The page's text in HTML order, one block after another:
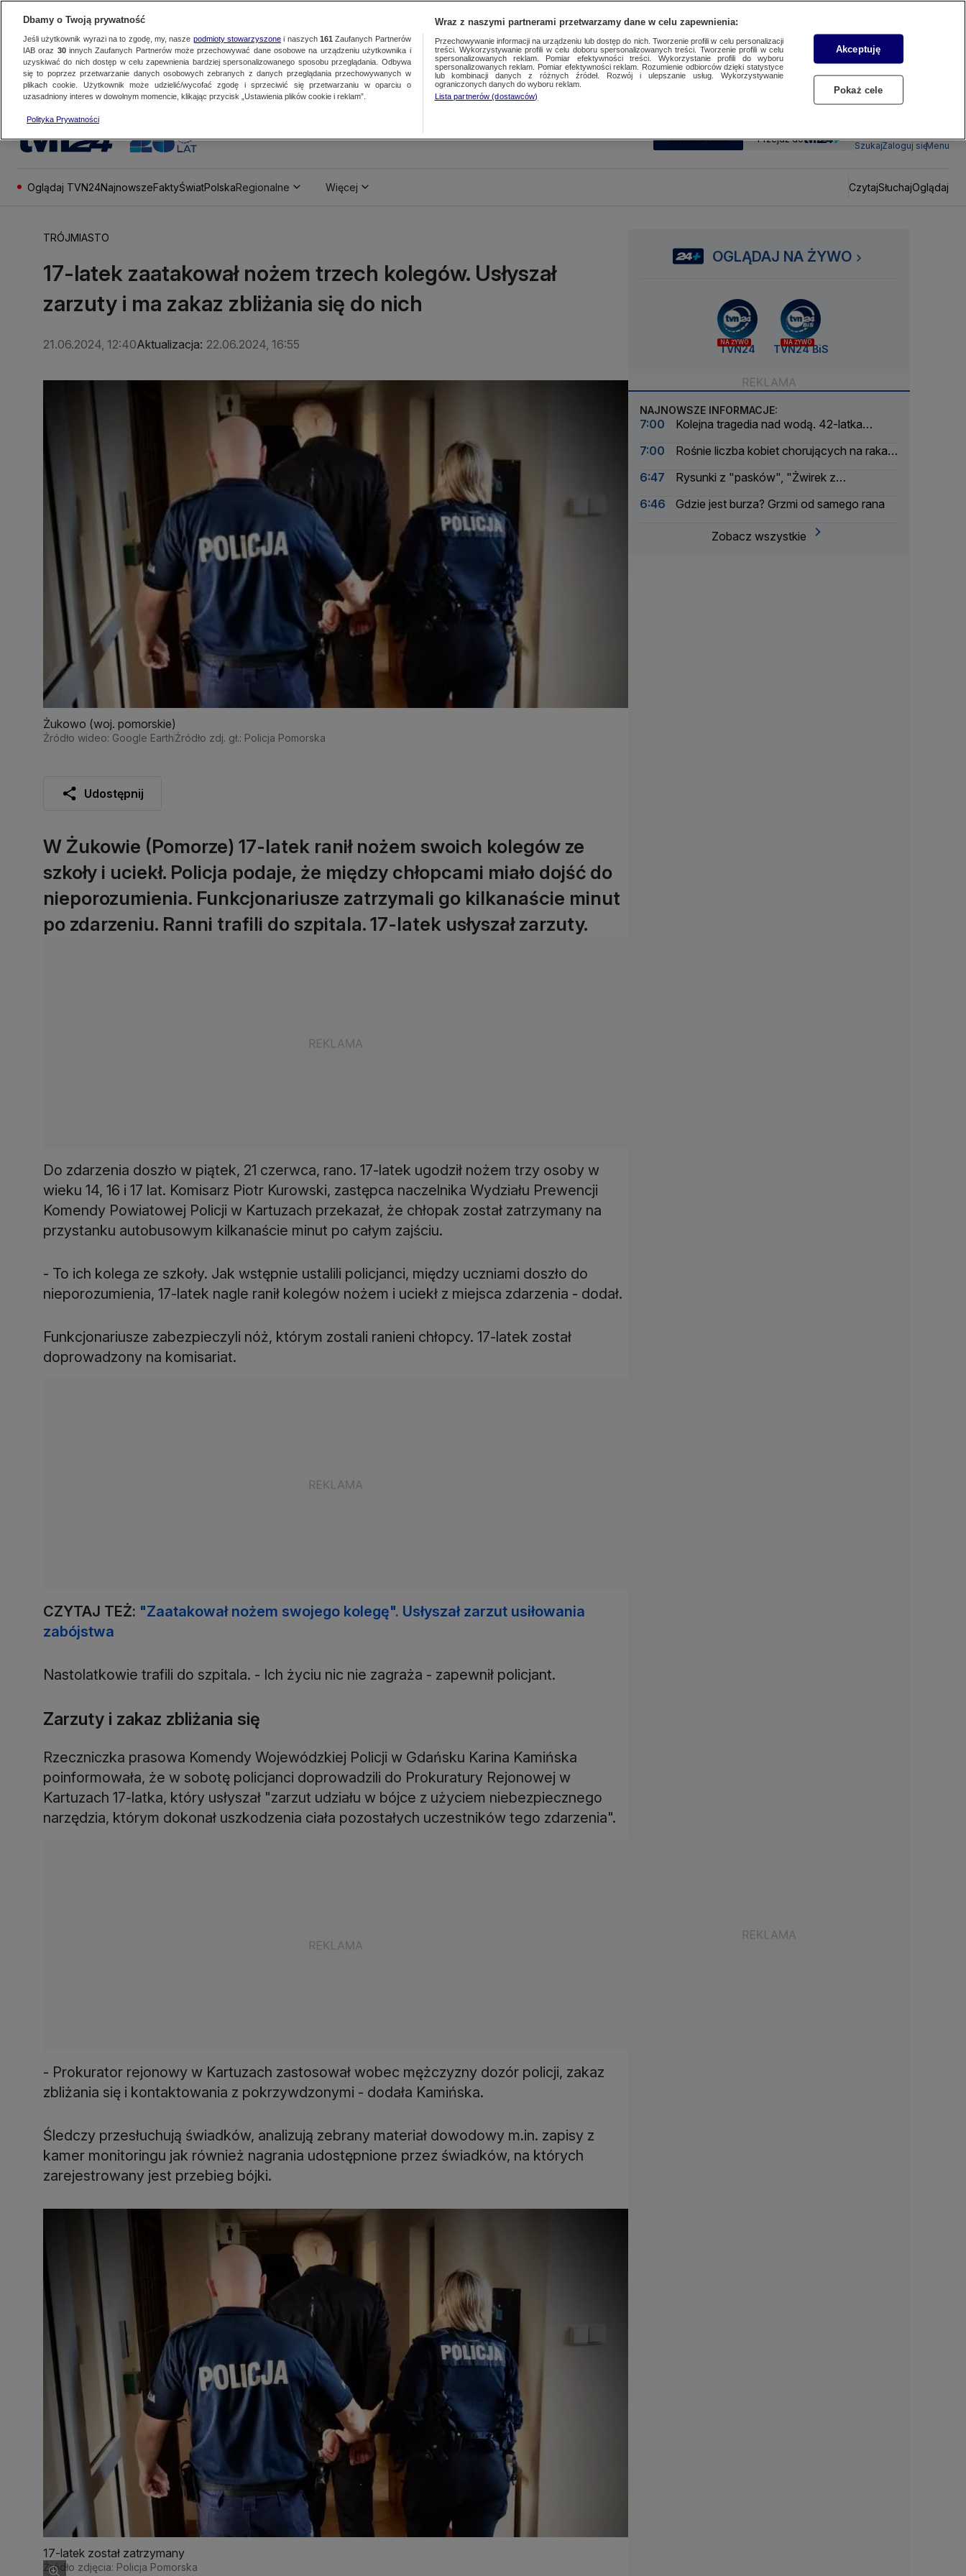
SUBSKRYBUJ Przejdź do
SzukajZaloguj sięMenu
Oglądaj TVN24NajnowszeFaktyŚwiatPolskaRegionalne Więcej CzytajSłuchajOglądaj
TRÓJMIASTO
17-latek zaatakował nożem trzech kolegów. Usłyszał
zarzuty i ma zakaz zbliżania się do nich
21.06.2024, 12:40Aktualizacja: 22.06.2024, 16:55
Żukowo (woj. pomorskie)
Źródło wideo: Google EarthŹródło zdj. gł.: Policja Pomorska
Udostępnij
W Żukowie (Pomorze) 17-latek ranił nożem swoich kolegów ze
szkoły i uciekł. Policja podaje, że między chłopcami miało dojść do
nieporozumienia. Funkcjonariusze zatrzymali go kilkanaście minut
po zdarzeniu. Ranni trafili do szpitala. 17-latek usłyszał zarzuty.
Do zdarzenia doszło w piątek, 21 czerwca, rano. 17-latek ugodził nożem trzy osoby w
wieku 14, 16 i 17 lat. Komisarz Piotr Kurowski, zastępca naczelnika Wydziału Prewencji
Komendy Powiatowej Policji w Kartuzach przekazał, że chłopak został zatrzymany na
przystanku autobusowym kilkanaście minut po całym zajściu.
- To ich kolega ze szkoły. Jak wstępnie ustalili policjanci, między uczniami doszło do
nieporozumienia, 17-latek nagle ranił kolegów nożem i uciekł z miejsca zdarzenia - dodał.
Funkcjonariusze zabezpieczyli nóż, którym zostali ranieni chłopcy. 17-latek został
doprowadzony na komisariat.
CZYTAJ TEŻ: "Zaatakował nożem swojego kolegę". Usłyszał zarzut usiłowania
zabójstwa
Nastolatkowie trafili do szpitala. - Ich życiu nic nie zagraża - zapewnił policjant.
Zarzuty i zakaz zbliżania się
Rzeczniczka prasowa Komendy Wojewódzkiej Policji w Gdańsku Karina Kamińska
poinformowała, że w sobotę policjanci doprowadzili do Prokuratury Rejonowej w
Kartuzach 17-latka, który usłyszał "zarzut udziału w bójce z użyciem niebezpiecznego
narzędzia, którym dokonał uszkodzenia ciała pozostałych uczestników tego zdarzenia".
- Prokurator rejonowy w Kartuzach zastosował wobec mężczyzny dozór policji, zakaz
zbliżania się i kontaktowania z pokrzywdzonymi - dodała Kamińska.
Śledczy przesłuchują świadków, analizują zebrany materiał dowodowy m.in. zapisy z
kamer monitoringu jak również nagrania udostępnione przez świadków, na których
zarejestrowany jest przebieg bójki.
17-latek został zatrzymany
Źródło zdjęcia: Policja Pomorska
OGLĄDAJ NA ŻYWO
NA ŻYWO
TVN24
NA ŻYWO
TVN24 BiS
NAJNOWSZE INFORMACJE:
7:00
Kolejna tragedia nad wodą. 42-latka
7:00
Rośnie liczba kobiet chorujących na raka
6:47
Rysunki z "pasków", "Żwirek z
Morozowskiego
6:46 Gdzie jest burza? Grzmi od samego rana
Zobacz wszystkie
Dbamy o Twoją prywatność
Jeśli użytkownik wyrazi na to zgodę, my, nasze podmioty stowarzyszonei naszych 161 Zaufanych Partnerów
IAB oraz 30innych Zaufanych Partnerów może przechowywać dane osobowe na urządzeniu użytkownika i
uzyskiwać do nich dostęp w celu zapewnienia bardziej spersonalizowanego sposobu przeglądania. Odbywa
się to poprzez przetwarzanie danych osobowych zebranych z danych przeglądania przechowywanych w
plikach cookie. Użytkownik może udzielić/wycofać zgodę i sprzeciwić się przetwarzaniu w oparciu o
uzasadniony interes w dowolnym momencie, klikając przycisk „Ustawienia plików cookie i reklam”.
Polityka Prywatności
Wraz z naszymi partnerami przetwarzamy dane w celu zapewnienia:
Przechowywanie informacji na urządzeniu lub dostęp do nich. Tworzenie profili w celu personalizacji
treści. Wykorzystywanie profili w celu doboru spersonalizowanych treści. Tworzenie profili w celu
spersonalizowanych reklam. Pomiar efektywności treści. Wykorzystanie profili do wyboru
spersonalizowanych reklam. Pomiar efektywności reklam. Rozumienie odbiorców dzięki statystyce
lub kombinacji danych z różnych źródeł. Rozwój i ulepszanie usług. Wykorzystywanie
ograniczonych danych do wyboru reklam.
Lista partnerów (dostawców)
Akceptuję
Pokaż cele